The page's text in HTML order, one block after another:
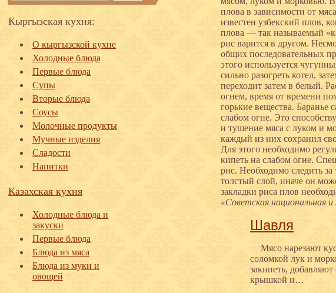
Кыргызская кухня:
О кыргызской кухне
Холодные блюда
Первые блюда
Супы
Вторые блюда
Соусы
Молочные продукты
Мучные изделия
Сладости
Напитки
Казахская кухня
Холодные блюда и
закуски
Первые блюда
Блюда из мяса
Блюда из муки и
овощей
плова в зависимости от
известен узбекский плов,
плова — так называемый
рис варится в другом.
общих последовательных
этого используется
сильно разогреть котел,
переходит затем в белый.
огнем, время от времени
горькие вещества.
слабом огне. Это
и тушение мяса с луком и
каждый из них сохранил
Для этого необходимо
кипеть на слабом огне.
рис. Необходимо следить
толстый слой, иначе он
закладки риса плов
«Советская
Шавля
Мясо нарезают
соломкой лук и
закипеть,
крышкой и…